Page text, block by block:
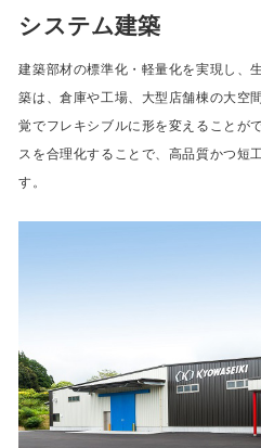
システム建築
建築部材の標準化・軽量化を実現し、
築は、倉庫や工場、大型店舗棟の大空
覚でフレキシブルに形を変えることが
スを合理化することで、高品質かつ短
す。